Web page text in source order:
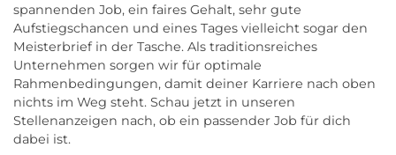
spannenden Job, ein faires Gehalt, sehr gute
Aufstiegschancen und eines Tages vielleicht sogar den
Meisterbrief in der Tasche. Als traditionsreiches
Unternehmen sorgen wir für optimale
Rahmenbedingungen, damit deiner Karriere nach oben
nichts im Weg steht. Schau jetzt in unseren
Stellenanzeigen nach, ob ein passender Job für dich
dabei ist.